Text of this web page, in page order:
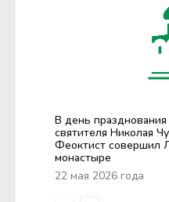
В день
святителя Николая
Феоктист совершил
монастыре
22 мая 2026 года